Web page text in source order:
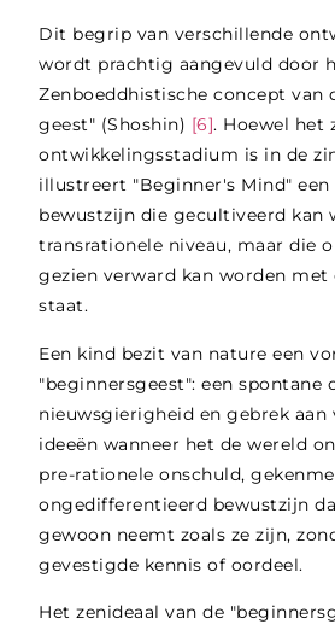
Dit begrip van verschillende
wordt prachtig aangevuld door
Zenboeddhistische concept van
geest" (Shoshin) [6]. Hoewel het
ontwikkelingsstadium is in de
illustreert "Beginner's Mind"
bewustzijn die gecultiveerd kan
transrationele niveau, maar die
gezien verward kan worden met
staat.
Een kind bezit van nature een
"beginnersgeest": een spontane
nieuwsgierigheid en gebrek
ideeën wanneer het de wereld
pre-rationele onschuld,
ongedifferentieerd bewustzijn
gewoon neemt zoals ze zijn,
gevestigde kennis of oordeel.
Het zenideaal van de